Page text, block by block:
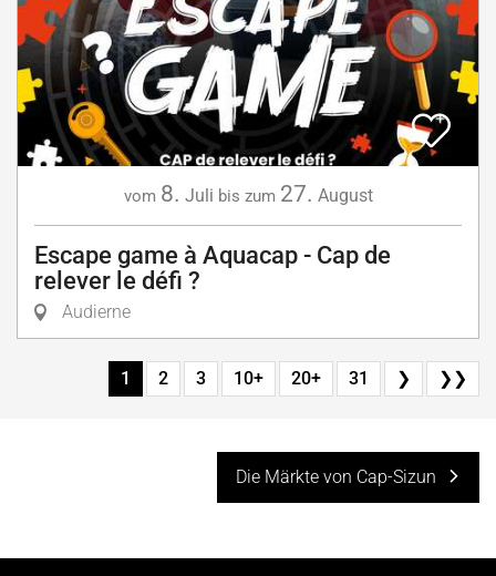
vom 8. Juli bis zum 27. August
Escape game à Aquacap - Cap de
relever le défi ?
Audierne
1 2 3 10+ 20+ 31 ❯ ❯❯
Die Märkte von Cap-Sizun